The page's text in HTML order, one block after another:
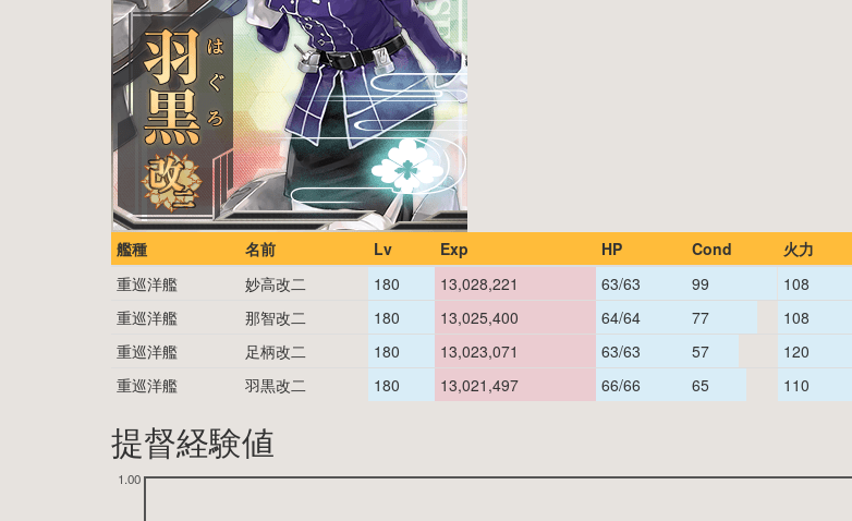
艦種 名前 Lv Exp HP Cond 火力
重巡洋艦
妙高改二 180 13,028,221 63/63 99 108
重巡洋艦
那智改二 180 13,025,400 64/64 77 108
重巡洋艦
足柄改二 180 13,023,071 63/63 57 120
重巡洋艦
羽黒改二 180 13,021,497 66/66 65 110
提督経験値
1.00